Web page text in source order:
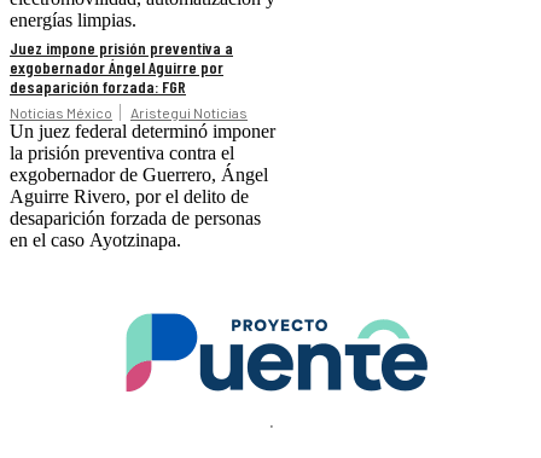
energías limpias.
Juez impone prisión preventiva a
exgobernador Ángel Aguirre por
desaparición forzada: FGR
Noticias México Aristegui Noticias
Un juez federal determinó imponer
la prisión preventiva contra el
exgobernador de Guerrero, Ángel
Aguirre Rivero, por el delito de
desaparición forzada de personas
en el caso Ayotzinapa.
.